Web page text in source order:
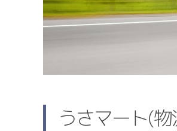
うさマート(